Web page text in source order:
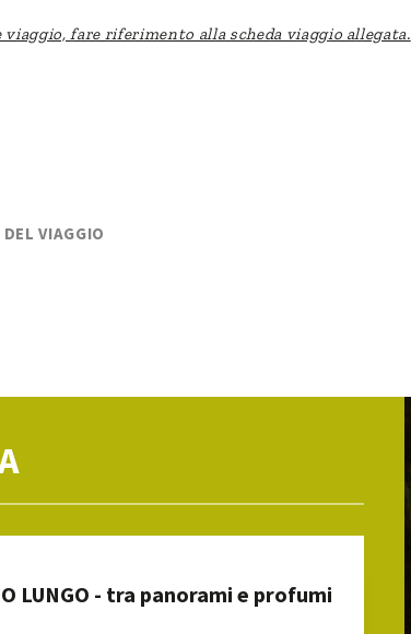
fare riferimento alla scheda viaggio allegata.
VIAGGIO
LUNGO - tra panorami e profumi